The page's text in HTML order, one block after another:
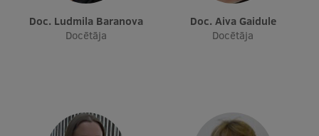
EURAXESS RSU kontaktpunkts
EATRIS koordinators Latvijā
Doc. Ludmila Baranova
Docētāja
Doc. Aiva Gaidule
Docētāja